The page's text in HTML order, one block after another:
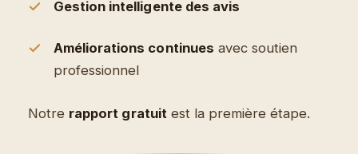
Gestion intelligente des avis
Améliorations continues avec soutien
professionnel
Notre rapport gratuitest la première étape.